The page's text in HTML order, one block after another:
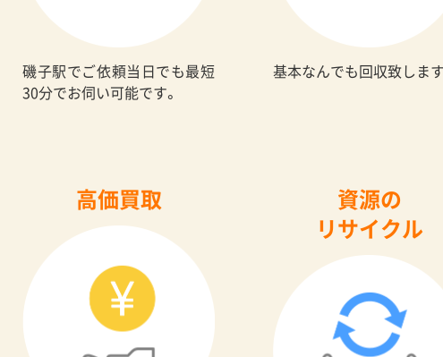
磯子駅でご依頼当日でも最短
30分でお伺い可能です。
基本なんでも回収致します
高価買取
資源の
リサイクル